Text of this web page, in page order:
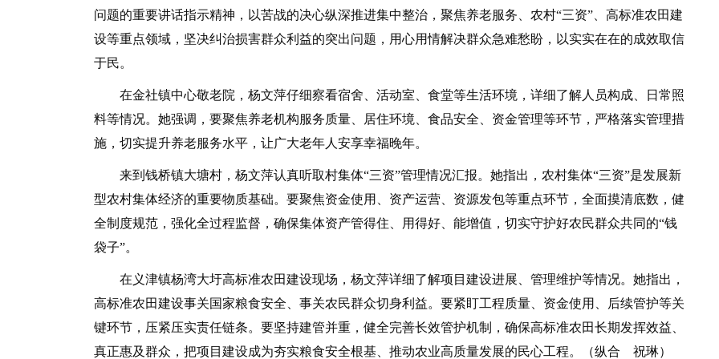
问题的重要讲话指示精神，以苦战的决心纵深推进集中整治，聚焦养老服务、农村“三资”、高标准农田建
设等重点领域，坚决纠治损害群众利益的突出问题，用心用情解决群众急难愁盼，以实实在在的成效取信
于民。
在金社镇中心敬老院，杨文萍仔细察看宿舍、活动室、食堂等生活环境，详细了解人员构成、日常照
料等情况。她强调，要聚焦养老机构服务质量、居住环境、食品安全、资金管理等环节，严格落实管理措
施，切实提升养老服务水平，让广大老年人安享幸福晚年。
来到钱桥镇大塘村，杨文萍认真听取村集体“三资”管理情况汇报。她指出，农村集体“三资”是发展新
型农村集体经济的重要物质基础。要聚焦资金使用、资产运营、资源发包等重点环节，全面摸清底数，健
全制度规范，强化全过程监督，确保集体资产管得住、用得好、能增值，切实守护好农民群众共同的“钱
袋子”。
在义津镇杨湾大圩高标准农田建设现场，杨文萍详细了解项目建设进展、管理维护等情况。她指出，
高标准农田建设事关国家粮食安全、事关农民群众切身利益。要紧盯工程质量、资金使用、后续管护等关
键环节，压紧压实责任链条。要坚持建管并重，健全完善长效管护机制，确保高标准农田长期发挥效益、
真正惠及群众，把项目建设成为夯实粮食安全根基、推动农业高质量发展的民心工程。（纵合 祝琳）